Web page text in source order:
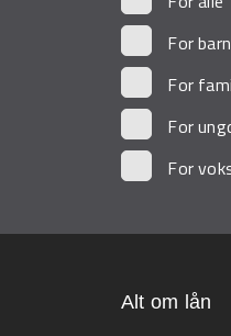
For barn
For
For
For
Alt om lån